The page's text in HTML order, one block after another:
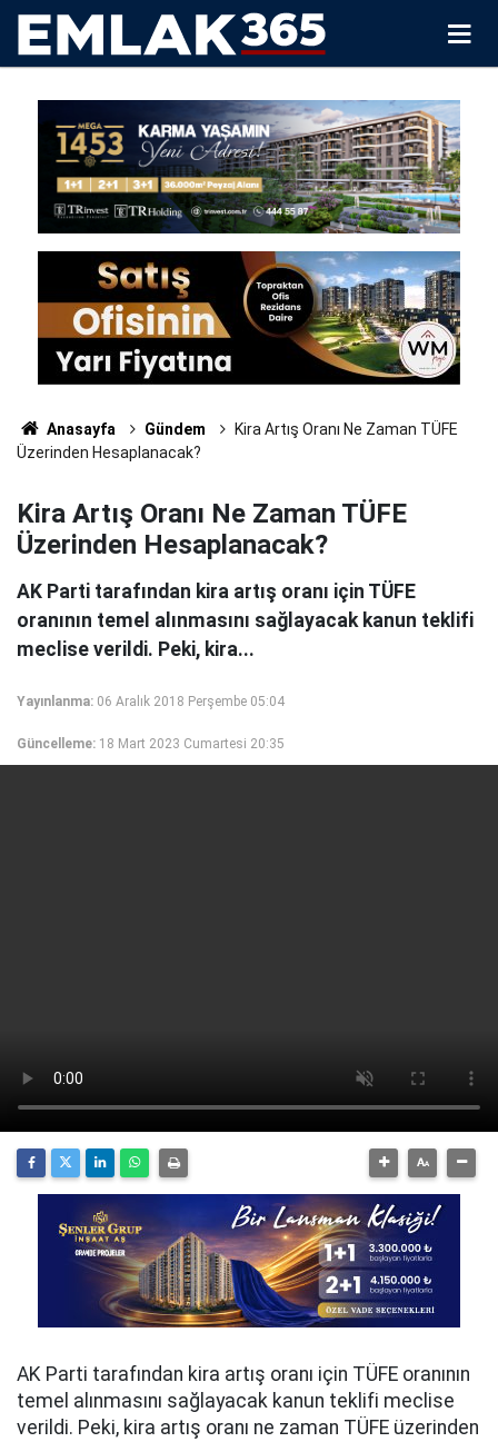
Anasayfa Gündem
Kira Artış Oranı Ne Zaman TÜFE
Üzerinden Hesaplanacak?
Kira Artış Oranı Ne Zaman TÜFE
Üzerinden Hesaplanacak?
AK Parti tarafından kira artış oranı için TÜFE
oranının temel alınmasını sağlayacak kanun teklifi
meclise verildi. Peki, kira...
Yayınlanma: 06 Aralık 2018 Perşembe 05:04
Güncelleme: 18 Mart 2023 Cumartesi 20:35
AK Parti tarafından kira artış oranı için TÜFE oranının
temel alınmasını sağlayacak kanun teklifi meclise
verildi. Peki, kira artış oranı ne zaman TÜFE üzerinden